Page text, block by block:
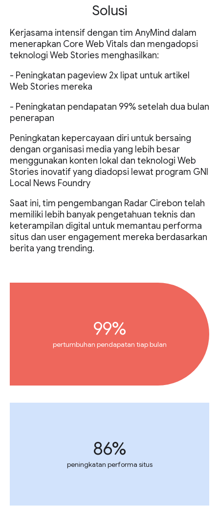
Solusi
Kerjasama intensif dengan tim AnyMind dalam
menerapkan Core Web Vitals dan mengadopsi
teknologi Web Stories menghasilkan:
- Peningkatan pageview 2x lipat untuk artikel
Web Stories mereka
- Peningkatan pendapatan 99% setelah dua bulan
penerapan
Peningkatan kepercayaan diri untuk bersaing
dengan organisasi media yang lebih besar
menggunakan konten lokal dan teknologi Web
Stories inovatif yang diadopsi lewat program GNI
Local News Foundry
Saat ini, tim pengembangan Radar Cirebon telah
memiliki lebih banyak pengetahuan teknis dan
keterampilan digital untuk memantau performa
situs dan user engagement mereka berdasarkan
berita yang trending.
99%
pertumbuhan pendapatan tiap bulan
86%
peningkatan performa situs